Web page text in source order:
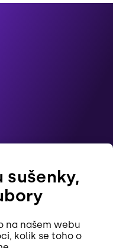
sušenky,
na našem webu
kolik se toho o